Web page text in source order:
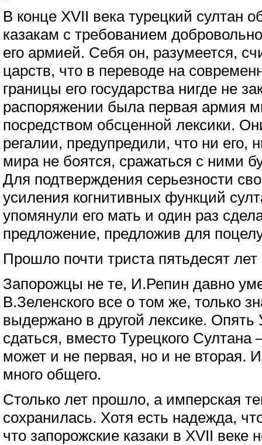
В конце XVII века турецкий султан
казакам с требованием
его армией. Себя он, разумеется,
царств, что в переводе на
границы его государства нигде не
распоряжении была первая армия
посредством обсценной лексики.
регалии, предупредили, что ни его,
мира не боятся, сражаться с ними
Для подтверждения серьезности
усиления когнитивных функций
упомянули его мать и один раз
предложение, предложив для
Прошло почти триста пятьдесят
Запорожцы не те, И.Репин давно
В.Зеленского все о том же, только
выдержано в другой лексике. Опять
сдаться, вместо Турецкого
может и не первая, но и не вторая.
много общего.
Столько лет прошло, а имперская
сохранилась. Хотя есть надежда,
что запорожские казаки в XVII веке